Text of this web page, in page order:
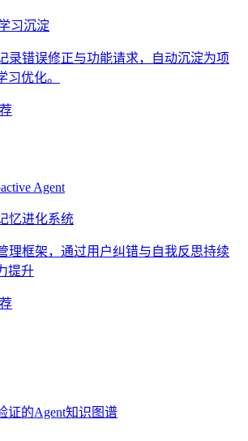
习沉淀
录错误修正与功能请求，自动沉淀为项
习优化。
Agent
忆进化系统
理框架，通过用户纠错与自我反思持续
提升
证的Agent知识图谱